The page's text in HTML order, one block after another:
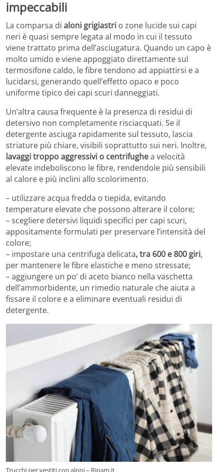
impeccabili
La comparsa di aloni grigiastri o zone lucide sui capi
neri è quasi sempre legata al modo in cui il tessuto
viene trattato prima dell’asciugatura. Quando un capo è
molto umido e viene appoggiato direttamente sul
termosifone caldo, le fibre tendono ad appiattirsi e a
lucidarsi, generando quell’effetto opaco e poco
uniforme tipico dei capi scuri danneggiati.
Un’altra causa frequente è la presenza di residui di
detersivo non completamente risciacquati. Se il
detergente asciuga rapidamente sul tessuto, lascia
striature più chiare, visibili soprattutto sui neri. Inoltre,
lavaggi troppo aggressivi o centrifughea velocità
elevate indeboliscono le fibre, rendendole più sensibili
al calore e più inclini allo scolorimento.
– utilizzare acqua fredda o tiepida, evitando
temperature elevate che possono alterare il colore;
– scegliere detersivi liquidi specifici per capi scuri,
appositamente formulati per preservare l’intensità del
colore;
– impostare una centrifuga delicata, tra 600 e 800 giri,
per mantenere le fibre elastiche e meno stressate;
– aggiungere un po’ di aceto bianco nella vaschetta
dell’ammorbidente, un rimedio naturale che aiuta a
fissare il colore e a eliminare eventuali residui di
detergente.
Trucchi per vestiti con aloni – Ripam.it